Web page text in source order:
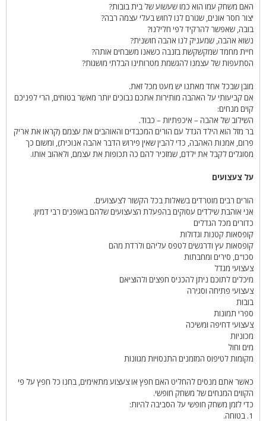
האם משחק עמו הוא כמו שעשוע של בית בובות?
יצור חסר אונים, שגורם לנו לחוש בעלי עצמה רבה?
בובה, שאפשר להרקיד לפי חלילנו?
נשוא אהבה, שמעניק לנו אהבה חושנית?
חיית מחמד שמקשקשת בזנבה כשאנו משבחים אותה?
הסתעפות של עצמנו להגשמת מטרותינו הבלתי מושגות?
מובן שבכל אחד מאתנו יש מעט מכל זאת.
אם קביעותי על האהבה מותירות אתכם נבוכים יותר מאשר בטוחים, הרי לפניכם
קוים מנחים:
השילוב של אהבה – איכפתיות – כבוד.
בר מזל הוא הילד הגדל עם הורים המכבדים והאוהבים את עצמם (קראו את אריק
פרום, אמנות האהבה, כדי להבין שאין פירוש הדבר אהבה אנוכית), ומשום כך
מסוגלים לקבל את ילדם, שמזכיר להם כה תכופות את עצמם, ולאהוב אותו.
על צעצועים
הורים רבים מוטרדים בשאלות בכל הקשור לצעצועים.
אני אוהבת שילדים עסוקים בהפעלת הצעצועים שלהם באופנים רבי דמיון.
כדורים מכל הגדלים
קופסאות קטנות וגדולות
קופסאות עץ ודרגשים לטפס עליהם ולרדת מהם
סכו"ם, סירים ומחבתות
צעצועי מגדל
מיכלים לתוכם ניתן להכניס חפצים ולהוציאם
צעצועי פתיחה וסגירה
בובות
ספרי תמונות
צעצועי דחיפה ומשיכה
מכוניות
מים וחול
מקומות לטיפוס המזמנים התנסויות מגוונות
כאשר אתם מנסים להחליט האם חפץ או צעצוע מתאימים, בחנו כל חפץ על פי
הקווים המנחים של משחק חופשי.
כדי לזמן משחק חופשי על הסביבה להיות:
1. בטוחה.